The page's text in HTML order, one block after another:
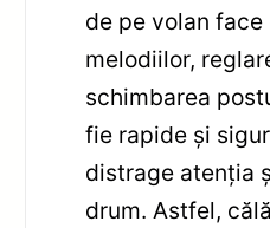
de pe volan
melodiilor,
schimbarea
fie rapide și
distrage atenția
drum. Astfel,